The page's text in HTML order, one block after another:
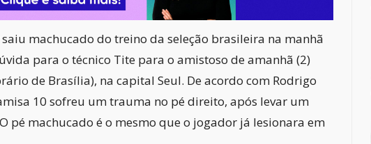
machucado do treino da seleção brasileira na manhã
para o técnico Tite para o amistoso de amanhã (2)
de Brasília), na capital Seul. De acordo com Rodrigo
10 sofreu um trauma no pé direito, após levar um
pé machucado é o mesmo que o jogador já lesionara em